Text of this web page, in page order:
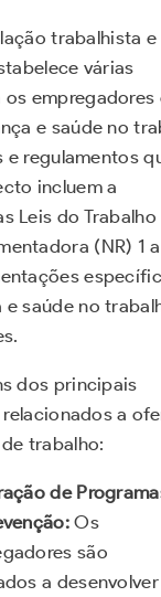
trabalhista e
várias
empregadores
e saúde no
e regulamentos
incluem a
Leis do Trabalho
(NR) 1
e saúde no
dos principais
a
trabalho:
de
Os
são
a desenvolver